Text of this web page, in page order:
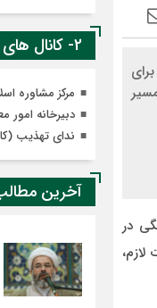
در
2- کانال های ایتای معاونت تهذیب
مرکز مشاوره
دبیرخانه امور
ندای تهذیب
آخرین